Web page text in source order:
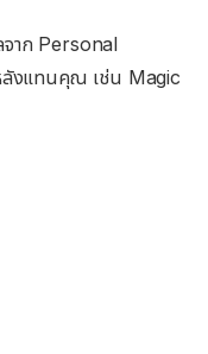
จาก Personal
งแทนคุณ เช่น Magic